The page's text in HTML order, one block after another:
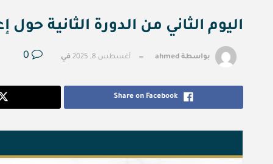
اليوم الثاني من الدورة الثانية
بواسطة ahmed أغسطس 8, 2025 في
Share on Facebook